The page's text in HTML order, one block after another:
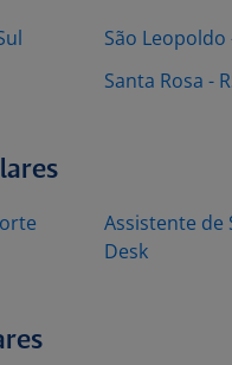
São Leopoldo
Santa Rosa -
Assistente de
Desk